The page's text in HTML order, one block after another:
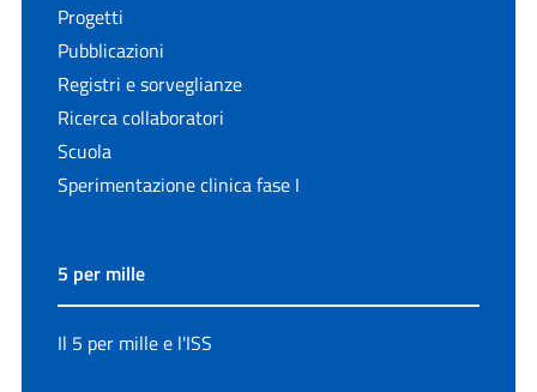
Progetti
Pubblicazioni
Registri e sorveglianze
Ricerca collaboratori
Scuola
Sperimentazione clinica fase I
5 per mille
Il 5 per mille e l'ISS